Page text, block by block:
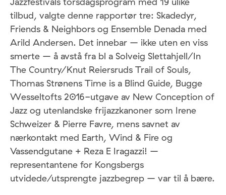
tilbud, valgte denne rapportør tre: Skadedyr,
Friends & Neighbors og Ensemble Denada med
Arild Andersen. Det innebar – ikke uten en viss
smerte – å avstå fra bl a Solveig Slettahjell/In
The Country/Knut Reiersruds Trail of Souls,
Thomas Strønens Time is a Blind Guide, Bugge
Wesseltofts 2016-utgave av New Conception of
Jazz og utenlandske frijazzkanoner som Irene
Schweizer & Pierre Favre, mens savnet av
nærkontakt med Earth, Wind & Fire og
Vassendgutane + Reza E Iragazzi! –
representantene for Kongsbergs
utvidede/utsprengte jazzbegrep – var til å bære.